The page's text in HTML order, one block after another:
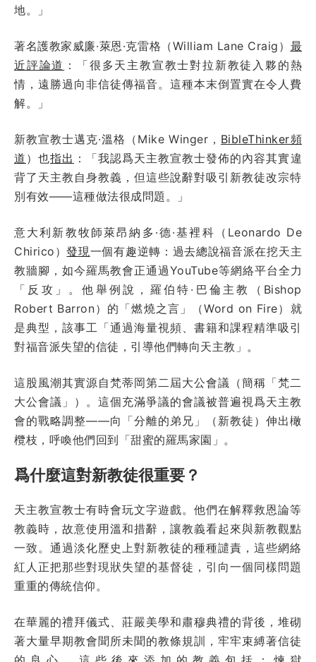
地。」
著名護教家威廉·萊恩·克雷格（William Lane Craig） 最
近評論道 ：「很多天主教宣教士對拉新教徒入夥的熱
情，遠勝過向非信徒傳福音。這種本末倒置實在令人費
解。」
新教宣教士邁克·溫格（Mike Winger， BibleThinker頻
道 ）也指出 ：「我認爲天主教宣教士發佈的內容其實違
背了天主教自身教義，但這些說辭對吸引新教徒改宗特
別有效——這種做法很成問題。」
意大利新教牧師萊昂納多·德·基裡科（Leonardo De
Chirico）發現一個有趣逆轉：過去總說福音派在挖天主
教牆腳，如今羅馬教會正通過YouTube等網絡平台全力
「反攻」。他舉例說，羅伯特·巴倫主教（Bishop
Robert Barron）的「燃燒之言」（Word on Fire）就
是典型，該事工「通過海量視頻、書籍和課程精準吸引
對福音派失望的信徒，引導他們轉向天主教」。
這股風潮其實源自梵蒂岡第二屆大公會議（簡稱「梵二
大公會議」）。這個充滿爭議的會議被普遍視爲天主教
會的戰略調整——向「分離的弟兄」（新教徒）伸出橄
欖枝，呼喚他們回到「甜蜜的羅馬家園」。
爲什麼這對新教徒很重要？
天主教宣教士有時會玩文字遊戲。他們在解釋救恩論等
教義時，故意使用溫和措辭，讓教義看起來與新教觀點
一致。通過淡化歷史上對新教徒的種種譴責，這些網絡
紅人正把那些對現狀失望的基督徒，引向一個同樣問題
重重的傳統信仰。
在華麗的禮拜儀式、莊嚴美學和肅穆典禮的背後，堆砌
著大量早期教會聞所未聞的教條規訓，牢牢束縛著信徒